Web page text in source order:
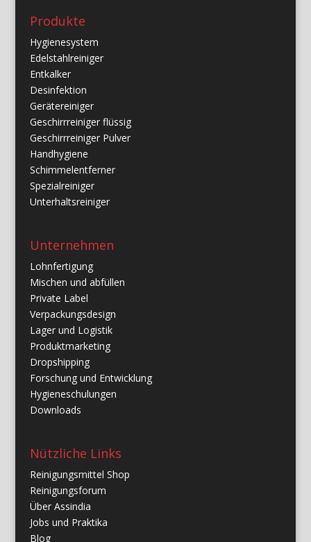
Produkte
Hygienesystem
Edelstahlreiniger
Entkalker
Desinfektion
Gerätereiniger
Geschirrreiniger flüssig
Geschirrreiniger Pulver
Handhygiene
Schimmelentferner
Spezialreiniger
Unterhaltsreiniger
Unternehmen
Lohnfertigung
Mischen und abfüllen
Private Label
Verpackungsdesign
Lager und Logistik
Produktmarketing
Dropshipping
Forschung und Entwicklung
Hygieneschulungen
Downloads
Nützliche Links
Reinigungsmittel Shop
Reinigungsforum
Über Assindia
Jobs und Praktika
Blog